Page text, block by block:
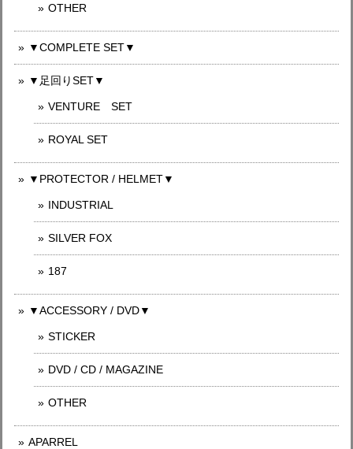
OTHER
▼COMPLETE SET▼
▼足回りSET▼
VENTURE SET
ROYAL SET
▼PROTECTOR / HELMET▼
INDUSTRIAL
SILVER FOX
187
▼ACCESSORY / DVD▼
STICKER
DVD / CD / MAGAZINE
OTHER
APARREL